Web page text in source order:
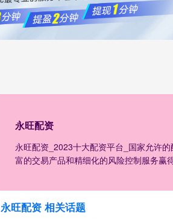
永旺配资
永旺配资_2023十大配资平台_国家允许
富的交易产品和精细化的风险控制服务赢
永旺配资 相关话题